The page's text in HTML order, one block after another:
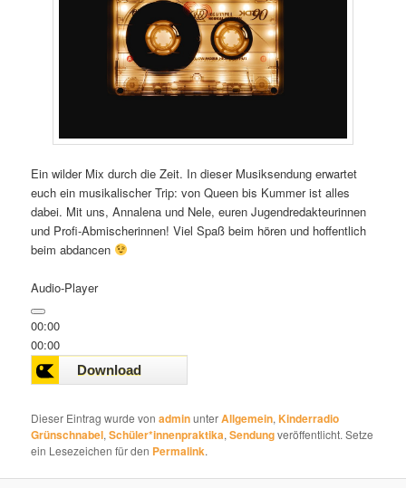
Ein wilder Mix durch die Zeit. In dieser Musiksendung erwartet
euch ein musikalischer Trip: von Queen bis Kummer ist alles
dabei. Mit uns, Annalena und Nele, euren Jugendredakteurinnen
und Profi-Abmischerinnen! Viel Spaß beim hören und hoffentlich
beim abdancen
Audio-Player
00:00
00:00
00:00
Dieser Eintrag wurde vonadminunterAllgemein,Kinderradio
Grünschnabel,Schüler*innenpraktika,Sendungveröffentlicht. Setze
ein Lesezeichen für den Permalink.